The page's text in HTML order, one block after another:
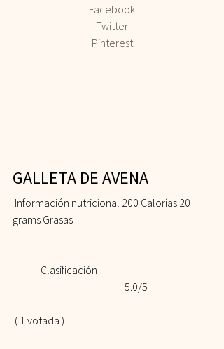
Facebook
Twitter
Pinterest
GALLETA DE AVENA
grams Grasas
				5.0/5
( 1 votada )